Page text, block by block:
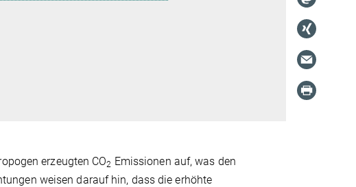
erzeugten CO2 Emissionen auf, was den
weisen darauf hin, dass die erhöhte